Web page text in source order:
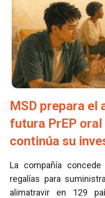
MSD prepara el
futura PrEP
continúa su
La compañía
regalías para
alimatravir en 129